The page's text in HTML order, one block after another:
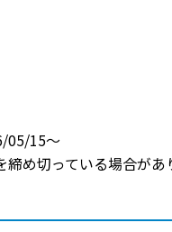
05/15～
め切っている場合があ